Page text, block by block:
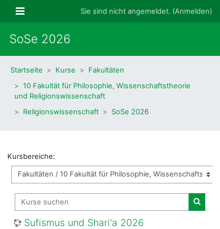
Website-ÜbersichtSie sind nicht angemeldet. (Anmelden)
SoSe 2026
Startseite Kurse
Fakultäten
10 Fakultät für Philosophie, Wissenschaftstheorie
und Religionswissenschaft
Religionswissenschaft
SoSe 2026
Kursbereiche:
Kurse suchen
Kurse
Sufismus und Shari'a 2026